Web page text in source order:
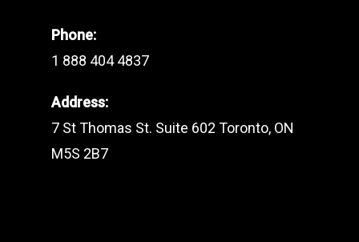
Phone:
1 888 404 4837
Address:
7 St Thomas St. Suite 602 Toronto, ON
M5S 2B7